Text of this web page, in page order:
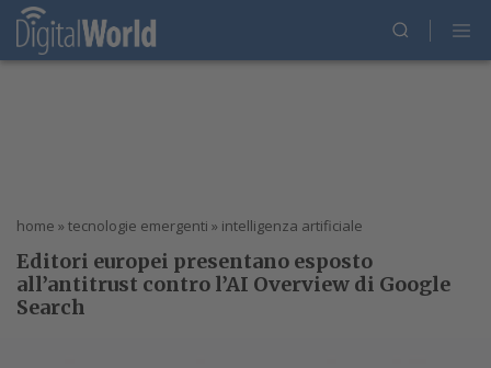
home » tecnologie emergenti » intelligenza artificiale
Editori europei presentano esposto
all’antitrust contro l’AI Overview di Google
Search